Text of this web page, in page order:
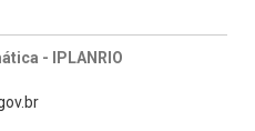
- IPLANRIO